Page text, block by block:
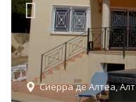
Сиерра де Алтеа,